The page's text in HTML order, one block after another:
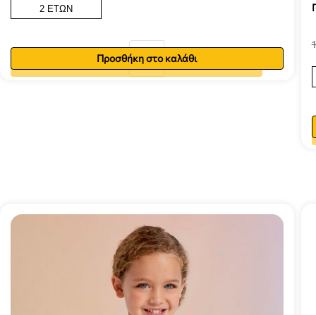
2 ΕΤΏΝ
Προσθήκη στο καλάθι
Προσθήκη στο καλάθι